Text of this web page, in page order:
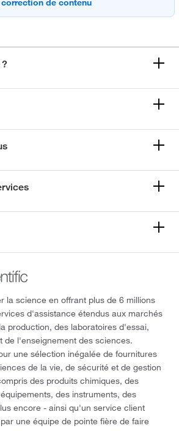
la science en offrant plus de 6 millions
d'assistance étendus aux marchés
production, des laboratoires d'essai,
de l'enseignement des sciences.
une sélection inégalée de fournitures
de la vie, de sécurité et de gestion
des produits chimiques, des
des instruments, des
encore - ainsi qu'un service client
une équipe de pointe fière de faire